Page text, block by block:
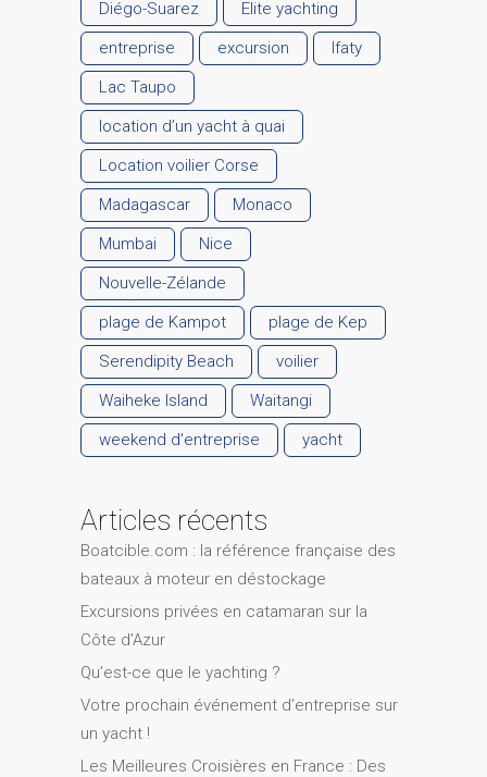
Diégo-Suarez
Elite yachting
entreprise
excursion
Ifaty
Lac Taupo
location d’un yacht à quai
Location voilier Corse
Madagascar
Monaco
Mumbai
Nice
Nouvelle-Zélande
plage de Kampot
plage de Kep
Serendipity Beach
voilier
Waiheke Island
Waitangi
weekend d'entreprise
yacht
Articles récents
Boatcible.com : la référence française des
bateaux à moteur en déstockage
Excursions privées en catamaran sur la
Côte d’Azur
Qu’est-ce que le yachting ?
Votre prochain événement d’entreprise sur
un yacht !
Les Meilleures Croisières en France : Des